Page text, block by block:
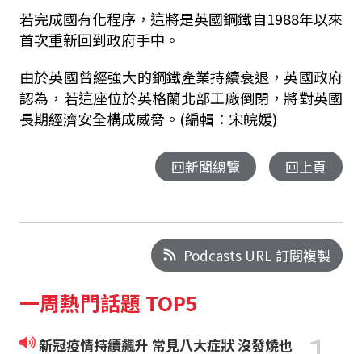
若完成國有化程序，這將是英國鋼鐵自1988年以來
首次重新回到政府手中。
由於英國曾經強大的鋼鐵產業持續衰退，英國政府
認為，若這座位於英格蘭北部工廠倒閉，將對英國
長期經濟安全構成威脅。(編輯：宋皖媛)
回新聞總覽 回上頁
Podcasts URL 訂閱複製
一周熱門話題 TOP5
新冠疫情持續飆升 常見八大症狀 沒發燒也